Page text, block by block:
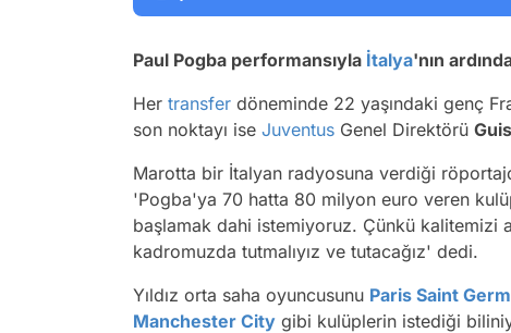
Paul Pogba performansıyla İtalya'nın
Her transfer döneminde 22 yaşındaki genç
son noktayı ise Juventus Genel Direktörü
Marotta bir İtalyan radyosuna verdiği
'Pogba'ya 70 hatta 80 milyon euro veren
başlamak dahi istemiyoruz. Çünkü kalitemizi
kadromuzda tutmalıyız ve tutacağız' dedi.
Yıldız orta saha oyuncusunu Paris Saint
Manchester City gibi kulüplerin istediği